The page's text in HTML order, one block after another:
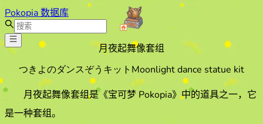
Pokopia 数据库
月夜起舞像套组
つきよのダンスぞうキット Moonlight dance statue kit
月夜起舞像套组是《宝可梦 Pokopia》中的道具之一，它
是一种套组。